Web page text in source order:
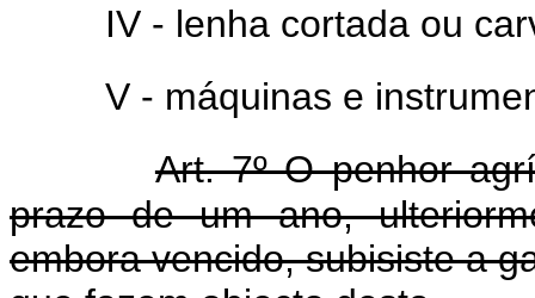
IV - lenha cortada ou
V - máquinas e
Art. 7º O penhor
prazo de um ano,
embora vencido, subisiste a